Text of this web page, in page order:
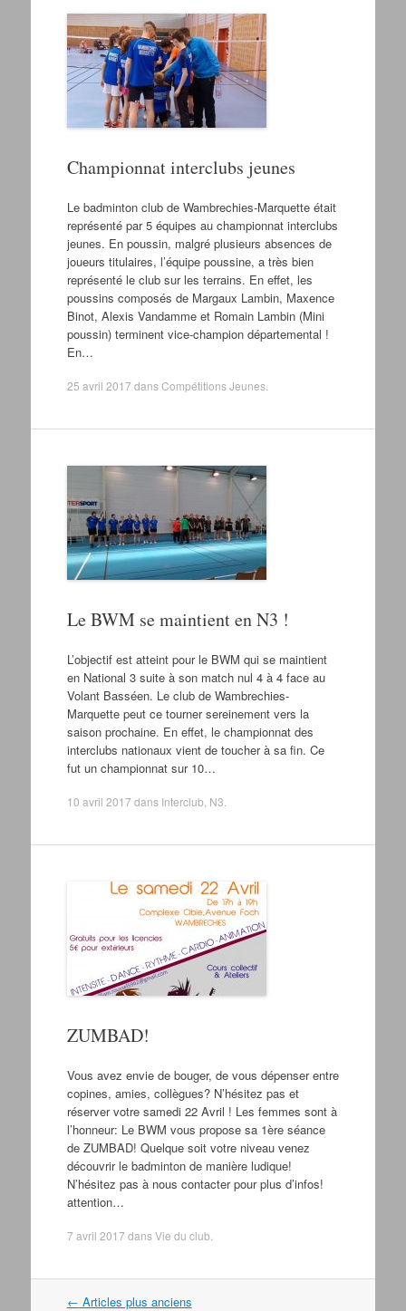
Championnat interclubs jeunes
Le badminton club de Wambrechies-Marquette était
représenté par 5 équipes au championnat interclubs
jeunes. En poussin, malgré plusieurs absences de
joueurs titulaires, l’équipe poussine, a très bien
représenté le club sur les terrains. En effet, les
poussins composés de Margaux Lambin, Maxence
Binot, Alexis Vandamme et Romain Lambin (Mini
poussin) terminent vice-champion départemental !
En…
25 avril 2017 dansCompétitions Jeunes.
Le BWM se maintient en N3 !
L’objectif est atteint pour le BWM qui se maintient
en National 3 suite à son match nul 4 à 4 face au
Volant Basséen. Le club de Wambrechies-
Marquette peut ce tourner sereinement vers la
saison prochaine. En effet, le championnat des
interclubs nationaux vient de toucher à sa fin. Ce
fut un championnat sur 10…
10 avril 2017 dans Interclub N3
ZUMBAD!
Vous avez envie de bouger, de vous dépenser entre
copines, amies, collègues? N’hésitez pas et
réserver votre samedi 22 Avril ! Les femmes sont à
l’honneur: Le BWM vous propose sa 1ère séance
de ZUMBAD! Quelque soit votre niveau venez
découvrir le badminton de manière ludique!
N’hésitez pas à nous contacter pour plus d’infos!
attention…
7 avril 2017 dansVie du club
Navigation dans les articles
← Articles plus anciens